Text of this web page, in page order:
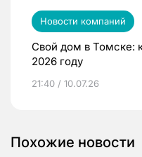
Новости компаний
Свой дом в Томске:
2026 году
21:40 / 10.07.26
Похожие новости